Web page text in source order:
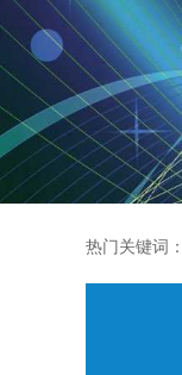
热门关键词：